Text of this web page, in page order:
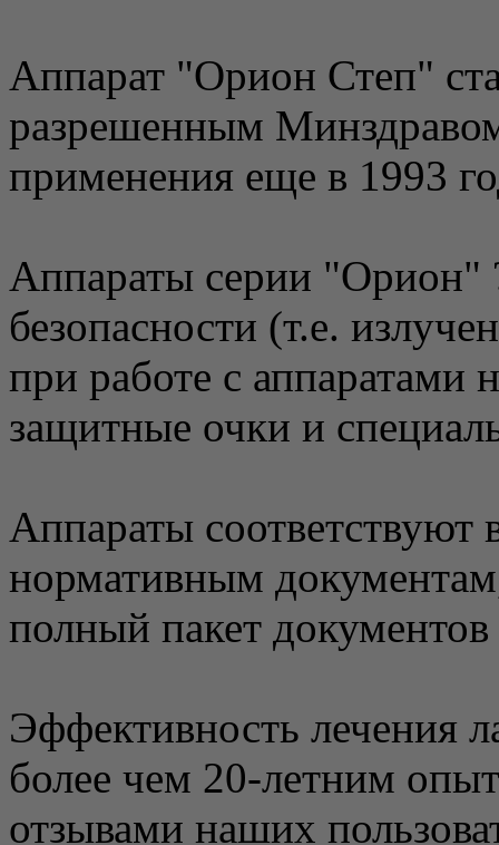
Аппарат "Орион Степ"
разрешенным
применения еще в 1993
Аппараты серии "Орион"
безопасности (т.е.
при работе с аппаратами
защитные очки и
Аппараты
нормативным
полный пакет
Эффективность лечения
более чем 20-летним
отзывами наших